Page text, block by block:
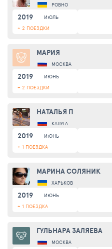
РОВНО
2019
ИЮЛЬ
+ 2 ПОЕЗДКИ
МАРИЯ
МОСКВА
2019
ИЮНЬ
+ 2 ПОЕЗДКИ
НАТАЛЬЯ П
КАЛУГА
2019
ИЮНЬ
+ 1 ПОЕЗДКА
МАРИНА СОЛЯНИК
ХАРЬКОВ
2019
ИЮНЬ
+ 1 ПОЕЗДКА
ГУЛЬНАРА ЗАЛЯЕВА
МОСКВА